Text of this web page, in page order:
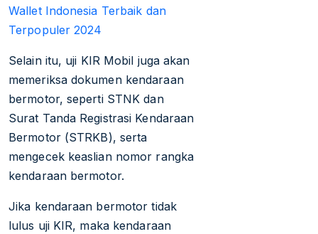
Wallet Indonesia Terbaik dan
Terpopuler 2024
Selain itu, uji KIR Mobil juga akan
memeriksa dokumen kendaraan
bermotor, seperti STNK dan
Surat Tanda Registrasi Kendaraan
Bermotor (STRKB), serta
mengecek keaslian nomor rangka
kendaraan bermotor.
Jika kendaraan bermotor tidak
lulus uji KIR, maka kendaraan